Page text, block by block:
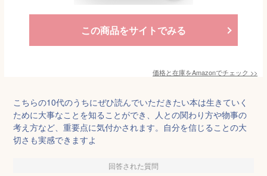
この商品をサイトでみる
価格と在庫をAmazonでチェック >>
こちらの10代のうちにぜひ読んでいただきたい本は生きていく
ために大事なことを知ることができ、人との関わり方や物事の
考え方など、重要点に気付かされます。自分を信じることの大
切さも実感できますよ
回答された質問